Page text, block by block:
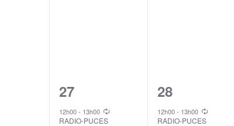
1
event,
27
12h00- 13h00
RADIO-PUCES
1
event,
28
12h00- 13h00
RADIO-PUCES